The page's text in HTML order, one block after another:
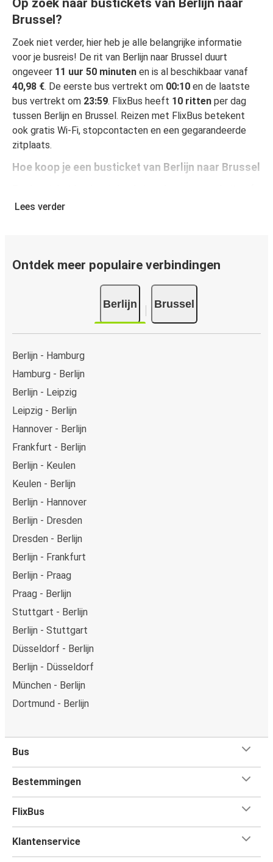
Op zoek naar bustickets van Berlijn naar
Brussel?
Zoek niet verder, hier heb je alle belangrijke informatie
voor je busreis! De rit van Berlijn naar Brussel duurt
ongeveer 11 uur 50 minuten en is al beschikbaar vanaf
40,98 €. De eerste bus vertrekt om 00:10 en de laatste
bus vertrekt om 23:59. FlixBus heeft 10 ritten per dag
tussen Berlijn en Brussel. Reizen met FlixBus betekent
ook gratis Wi-Fi, stopcontacten en een gegarandeerde
zitplaats.
Hoe koop je een busticket van Berlijn naar Brussel
gratis app boek je een rit in een paar klikken. Als je online
bij een van onze verkooppunten.
Lees verder
Ontdek meer populaire verbindingen
Berlijn Brussel
Berlijn - Hamburg
Hamburg - Berlijn
Berlijn - Leipzig
Leipzig - Berlijn
Hannover - Berlijn
Frankfurt - Berlijn
Berlijn - Keulen
Keulen - Berlijn
Berlijn - Hannover
Berlijn - Dresden
Dresden - Berlijn
Berlijn - Frankfurt
Berlijn - Praag
Praag - Berlijn
Stuttgart - Berlijn
Berlijn - Stuttgart
Düsseldorf - Berlijn
Berlijn - Düsseldorf
München - Berlijn
Dortmund - Berlijn
Bus
Bestemmingen
FlixBus
Klantenservice